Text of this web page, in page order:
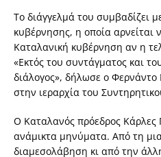
Το διάγγελμά του συμβαδίζει
κυβέρνησης, η οποία αρνείται
Καταλανική κυβέρνηση αν η
«Εκτός του συντάγματος και
διάλογος», δήλωσε ο Φερνάντο
στην ιεραρχία του
Ο Καταλανός πρόεδρος Κάρλες
ανάμικτα μηνύματα. Από τη
διαμεσολάβηση κι από την